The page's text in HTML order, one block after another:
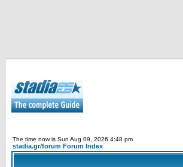
The time now is Sun Aug 09, 2026 4:48 pm
stadia.gr/forum Forum Index